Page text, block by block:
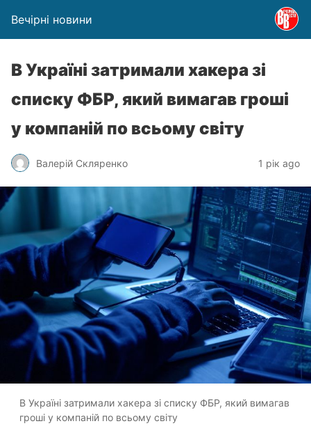
Вечірні новини
В Україні затримали хакера зі
списку ФБР, який вимагав гроші
у компаній по всьому світу
Валерій Скляренко 1 рік ago
В Україні затримали хакера зі списку ФБР, який вимагав
гроші у компаній по всьому світу